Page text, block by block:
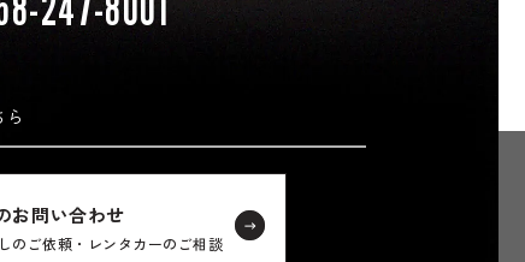
お問い合わせ
のご依頼・レンタカーのご相談